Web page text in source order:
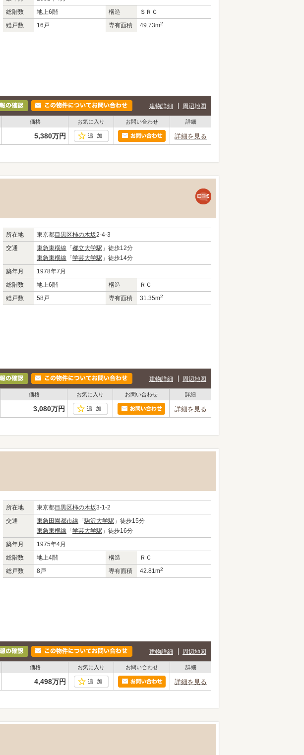
総階数
地上6階 構造
ＳＲＣ
総戸数
16戸 専有面積 49.73m2
建物詳細 周辺地図
価格 お気に入り お問い合わせ 詳細
5,380万円 詳細を見る
所在地 東京都目黒区柿の木坂2-4-3
交通
東急東横線 「 都立大学駅 」徒歩12分
東急東横線 「 学芸大学駅 」徒歩14分
築年月
1978年7月
総階数
地上6階 構造
ＲＣ
総戸数
58戸 専有面積 31.35m2
建物詳細 周辺地図
価格 お気に入り お問い合わせ 詳細
3,080万円 詳細を見る
所在地 東京都目黒区柿の木坂3-1-2
交通
東急田園都市線 「駒沢大学駅 」徒歩15分
東急東横線 「 学芸大学駅 」徒歩16分
築年月
1975年4月
総階数
地上4階 構造
ＲＣ
総戸数
8戸 専有面積 42.81m2
建物詳細 周辺地図
価格 お気に入り お問い合わせ 詳細
4,498万円 詳細を見る